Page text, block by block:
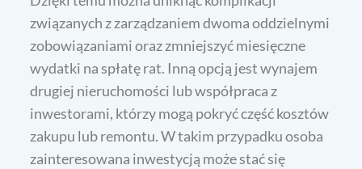
związanych z zarządzaniem dwoma oddzielnymi
zobowiązaniami oraz zmniejszyć miesięczne
wydatki na spłatę rat. Inną opcją jest wynajem
drugiej nieruchomości lub współpraca z
inwestorami, którzy mogą pokryć część kosztów
zakupu lub remontu. W takim przypadku osoba
zainteresowana inwestycją może stać się